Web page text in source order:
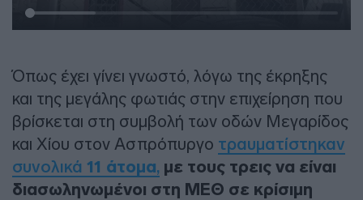
Όπως έχει γίνει γνωστό, λόγω της έκρηξης
και της μεγάλης φωτιάς στην επιχείρηση που
βρίσκεται στη συμβολή των οδών Μεγαρίδος
και Χίου στον Ασπρόπυργο τραυματίστηκαν
συνολικά 11 άτομα, με τους τρεις να είναι
διασωληνωμένοι στη ΜΕΘ σε κρίσιμη